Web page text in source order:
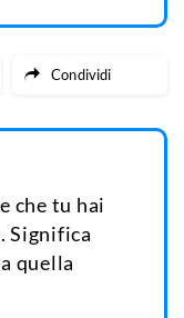
Condividi
che tu hai
Significa
quella